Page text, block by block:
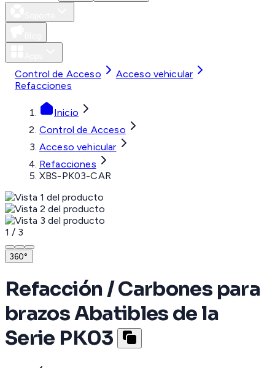
Control de Acceso
Acceso vehicular
Refacciones
Inicio
Control de Acceso
Acceso vehicular
Refacciones
XBS-PK03-CAR
1 / 3
360°
Refacción / Carbones para
brazos Abatibles de la
Serie PK03